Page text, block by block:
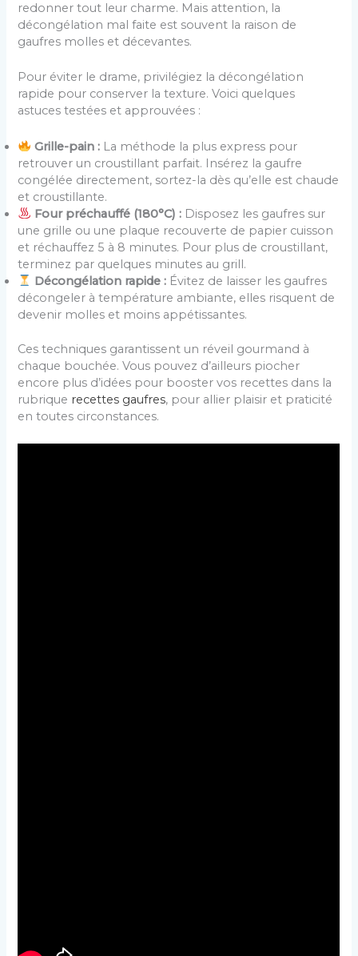
redonner tout leur charme. Mais attention, la
décongélation mal faite est souvent la raison de
gaufres molles et décevantes.
Pour éviter le drame, privilégiez la décongélation
rapide pour conserver la texture. Voici quelques
astuces testées et approuvées :
Grille-pain : La méthode la plus express pour
retrouver un croustillant parfait. Insérez la gaufre
congélée directement, sortez-la dès qu’elle est chaude
et croustillante.
Four préchauffé (180°C) : Disposez les gaufres sur
une grille ou une plaque recouverte de papier cuisson
et réchauffez 5 à 8 minutes. Pour plus de croustillant,
terminez par quelques minutes au grill.
Décongélation rapide : Évitez de laisser les gaufres
décongeler à température ambiante, elles risquent de
devenir molles et moins appétissantes.
Ces techniques garantissent un réveil gourmand à
chaque bouchée. Vous pouvez d’ailleurs piocher
encore plus d’idées pour booster vos recettes dans la
rubrique recettes gaufres, pour allier plaisir et praticité
en toutes circonstances.